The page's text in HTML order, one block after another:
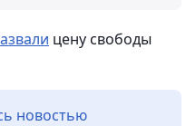
цену свободы
новостью